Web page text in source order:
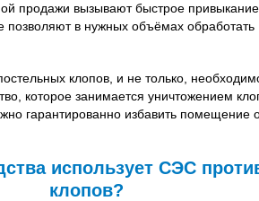
продажи вызывают быстрое привыкание
позволяют в нужных объёмах обработать
клопов, и не только,
которое занимается уничтожением
гарантированно избавить помещение
использует СЭС
клопов?